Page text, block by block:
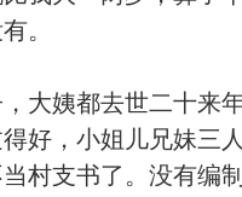
。
大姨都去世二十来
好，小姐儿兄妹三
村支书了。没有编